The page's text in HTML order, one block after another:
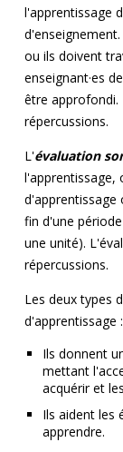
l'apprentissage
d'enseignement.
ou ils doivent
enseignant·es
être approfondi.
répercussions.
L'évaluation
l'apprentissage,
d'apprentissage
fin d'une
une unité).
répercussions.
Les deux types
d'apprentissage :
Ils donnent
mettant
acquérir et
Ils aident les
apprendre.